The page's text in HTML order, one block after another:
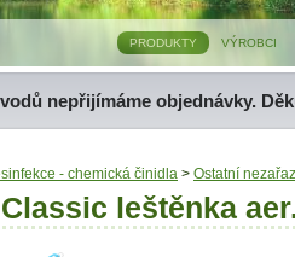
PRODUKTY VÝROBCI
nepřijímáme objednávky.
- chemická činidla > Ostatní
leštěnka